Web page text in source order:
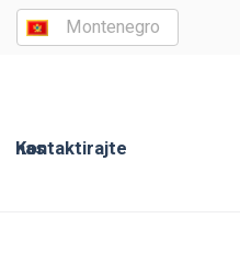
Montenegro
Kontaktirajte nas